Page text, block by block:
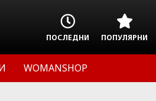
ПОСЛЕДНИ ПОПУЛЯРНИ
WOMANSHOP